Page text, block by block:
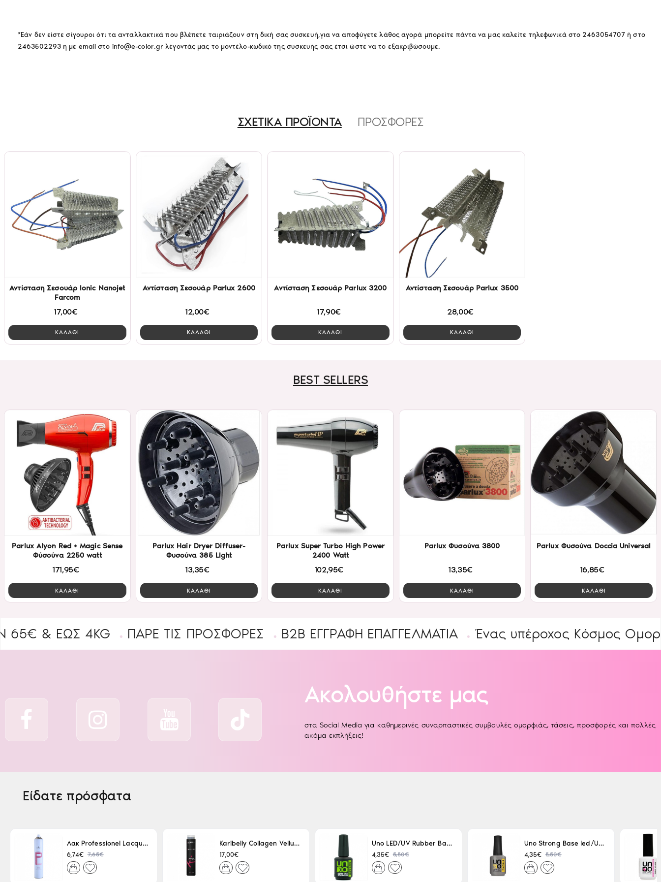
*Εάν δεν είστε σίγουροι ότι τα ανταλλακτικά που βλέπετε ταιριάζουν στη δική σας συσκευή,για να αποφύγετε λάθος αγορά μπορείτε πάντα να μας καλείτε τηλεφωνικά στο 2463054707 ή στο
2463502293 η με email στο info@e-color.gr λέγοντάς μας το μοντέλο-κωδικό της συσκευής σας έτσι ώστε να το εξακριβώσουμε.
ΣΧΕΤΙΚΑ ΠΡΟΪΟΝΤΑ ΠΡΟΣΦΟΡΕΣ
Αντίσταση Σεσουάρ Ionic Nanojet
Farcom
17,00€
ΚΑΛΑΘΙ
Αντίσταση Σεσουάρ Parlux 2600
12,00€
ΚΑΛΑΘΙ
Αντίσταση Σεσουάρ Parlux 3200
17,90€
ΚΑΛΑΘΙ
Αντίσταση Σεσουάρ Parlux 3500
28,00€
ΚΑΛΑΘΙ
BEST SELLERS
Parlux Alyon Red + Magic Sense
Φύσούνα 2250 watt
171,95€
ΚΑΛΑΘΙ
Parlux Hair Dryer Diffuser-
Φυσούνα 385 Light
13,35€
ΚΑΛΑΘΙ
Parlux Super Turbo High Power
2400 Watt
102,95€
ΚΑΛΑΘΙ
Parlux Φυσούνα 3800
13,35€
ΚΑΛΑΘΙ
Parlux Φυσούνα Doccia Universal
16,85€
ΚΑΛΑΘΙ
ΈΩΣ 4KG ΠΑΡΕ ΤΙΣ ΠΡΟΣΦΟΡΕΣ B2B ΕΓΓΡΑΦΉ ΕΠΑΓΓΕΛΜΑΤΊΑ Ένας υπέροχος Κόσμος Ομορφιάς
Ακολουθήστε μας
στα Social Media για καθημερινές συναρπαστικές συμβουλές ομορφιάς, τάσεις, προσφορές και πολλές
ακόμα εκπλήξεις!
Είδατε πρόσφατα
Λακ Professionel Lacque Super Strong 500ml
6,74€ 7,65€
Karibelly Collagen Velluto Nero Leaving 250ml
17,00€
Uno LED/UV Rubber Base 15ml
4,35€ 5,50€
Uno Strong Base led/Uv 15 ml
4,35€ 5,50€